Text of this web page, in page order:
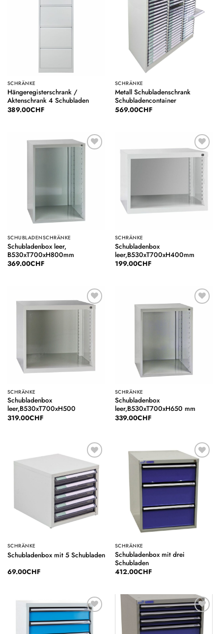
Wunschliste
SCHRÄNKE
Hängeregisterschrank /
Aktenschrank 4 Schubladen
389.00CHF
Auf die
Wunschliste
SCHRÄNKE
Metall Schubladenschrank
Schubladencontainer
569.00CHF
Auf die
Wunschliste
SCHUBLADENSCHRÄNKE
Schubladenbox leer,
B530xT700xH800mm
369.00CHF
Auf die
Wunschliste
SCHRÄNKE
Schubladenbox
leer,B530xT700xH400mm
199.00CHF
Auf die
Wunschliste
SCHRÄNKE
Schubladenbox
leer,B530xT700xH500
319.00CHF
Auf die
Wunschliste
SCHRÄNKE
Schubladenbox
leer,B530xT700xH650 mm
339.00CHF
Auf die
Wunschliste
SCHRÄNKE
Schubladenbox mit 5 Schubladen
69.00CHF
Auf die
Wunschliste
SCHRÄNKE
Schubladenbox mit drei
Schubladen
412.00CHF
Auf die
Wunschliste
Auf die
Wunschliste